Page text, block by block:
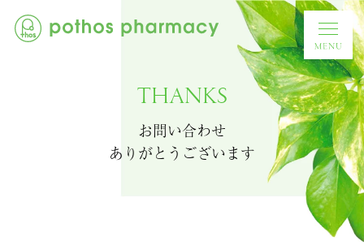
THANKS
お問い合わせ
ありがとうございます